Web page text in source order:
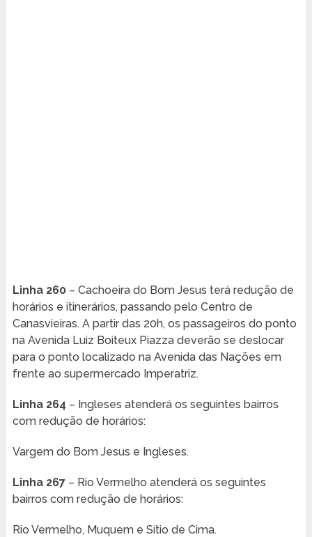
Linha 260– Cachoeira do Bom Jesus terá redução de
horários e itinerários, passando pelo Centro de
Canasvieiras. A partir das 20h, os passageiros do ponto
na Avenida Luiz Boiteux Piazza deverão se deslocar
para o ponto localizado na Avenida das Nações em
frente ao supermercado Imperatriz.
Linha 264 – Ingleses atenderá os seguintes bairros
com redução de horários:
Vargem do Bom Jesus e Ingleses.
Linha 267 – Rio Vermelho atenderá os seguintes
bairros com redução de horários:
Rio Vermelho, Muquem e Sítio de Cima.